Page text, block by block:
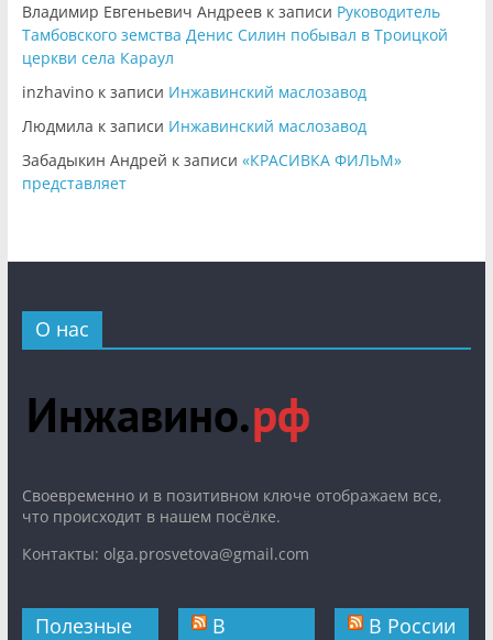
Владимир Евгеньевич Андреевк записи Руководитель
Тамбовского земства Денис Силин побывал в Троицкой
церкви села Караул
inzhavinoк записи Инжавинский маслозавод
Людмила к записи Инжавинский маслозавод
Забадыкин Андрей к записи «КРАСИВКА ФИЛЬМ»
представляет
О нас
Cвоевременно и в позитивном ключе отображаем все,
что происходит в нашем посёлке.
Контакты: olga.prosvetova@gmail.com
Полезные
В
В России